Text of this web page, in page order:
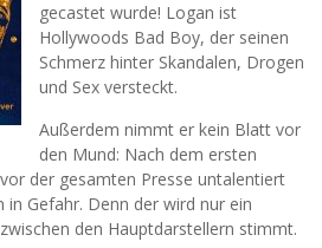
gecastet wurde! Logan ist
Hollywoods Bad Boy, der seinen
Schmerz hinter Skandalen, Drogen
und Sex versteckt.
Außerdem nimmt er kein Blatt vor
den Mund: Nach dem ersten
der gesamten Presse untalentiert
Gefahr. Denn der wird nur ein
den Hauptdarstellern stimmt.